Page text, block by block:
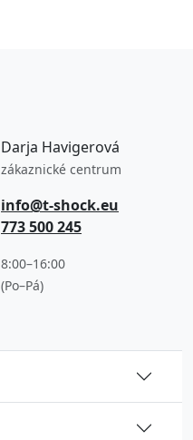
Darja Havigerová
zákaznické centrum
info@t-shock.eu
773 500 245
8:00–16:00
(Po–Pá)